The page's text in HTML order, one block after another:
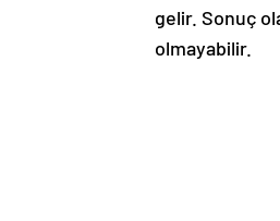
gelir. Sonuç
olmayabilir.